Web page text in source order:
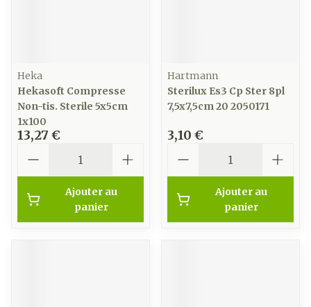
Heka
Hekasoft Compresse
Non-tis. Sterile 5x5cm
1x100
13,27 €
Ajouter au
panier
Hartmann
Sterilux Es3 Cp Ster 8pl
7,5x7,5cm 20 2050171
3,10 €
Ajouter au
panier